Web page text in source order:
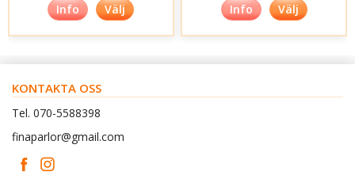
Info Välj Info Välj
KONTAKTA OSS
Tel. 070-5588398
finaparlor@gmail.com